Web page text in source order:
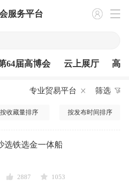
服务平台
64届高博会 云上展厅 高
专业贸易平台 筛选
按收藏量排序 按发布时间排序
选铁选金一体船
2887 1053